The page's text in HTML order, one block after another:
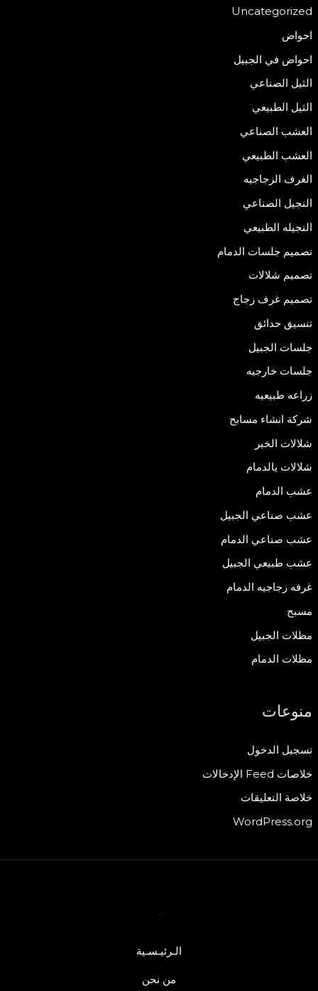
Uncategorized
احواض
احواض في الجبيل
الثيل الصناعي
الثيل الطبيعي
العشب الصناعي
العشب الطبيعي
الغرف الزجاجيه
النجيل الصناعي
النجيله الطبيعي
تصميم جلسات الدمام
تصميم شلالات
تصميم غرف زجاج
تنسيق حدائق
جلسات الجبيل
جلسات خارجيه
زراعه طبيعيه
شركة انشاء مسابح
شلالات الخبر
شلالات يالدمام
عشب الدمام
عشب صناعي الجبيل
عشب صناعي الدمام
عشب طبيعي الجبيل
غرفه زجاجيه الدمام
مسبح
مظلات الجبيل
مظلات الدمام
منوعات
تسجيل الدخول
خلاصات Feed الإدخالات
خلاصة التعليقات
WordPress.org
الـرئيـسـية
من نحن